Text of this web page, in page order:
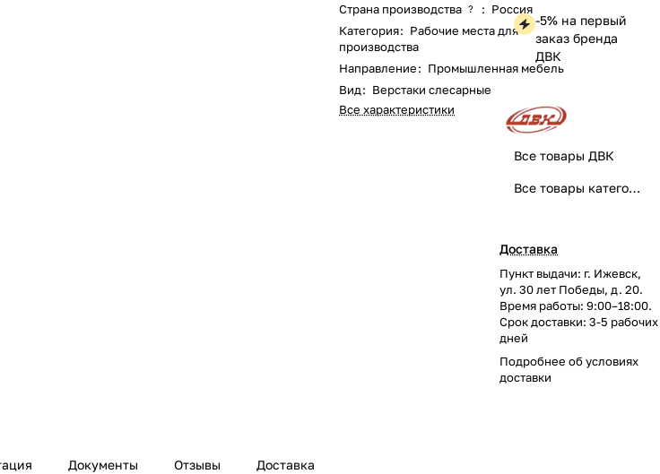
Страна производства ? : Россия
Категория: Рабочие места для
производства
Направление: Промышленная мебель
Вид: Верстаки слесарные
Все характеристики
-5% на первый
заказ бренда
ДВК
Все товары ДВК
Все товары категории
Доставка
Пункт выдачи: г. Ижевск,
ул. 30 лет Победы, д. 20.
Время работы: 9:00–18:00.
Срок доставки: 3-5 рабочих
дней
Подробнее обусловиях
доставки
Документы Отзывы Доставка